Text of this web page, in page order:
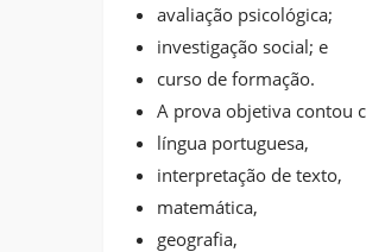
avaliação psicológica;
investigação social; e
curso de formação.
A prova objetiva contou
língua portuguesa,
interpretação de texto,
matemática,
geografia,